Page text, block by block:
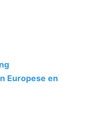
Europese en